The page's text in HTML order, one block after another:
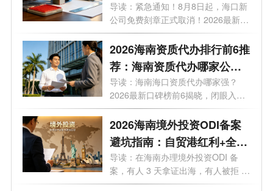
消
导读：紧急通知！8月8日起，海口新
公司免费刻章正式取消！2026最新政
策，海...
2026海南资质代办排行前6推
荐：海南资质代办哪家公司
好？
导读：海南海口资质代办哪家强？
2026最新口碑榜前6揭晓，闭眼入。
你想在海...
2026海南境外投资ODI备案
避坑指南：自贸港红利+全流
程实操，28个问题一次讲透
导读：在海南办理境外投资ODI 备
案，有人 3 天拿证出海，有人被拒 5
次？28 ...